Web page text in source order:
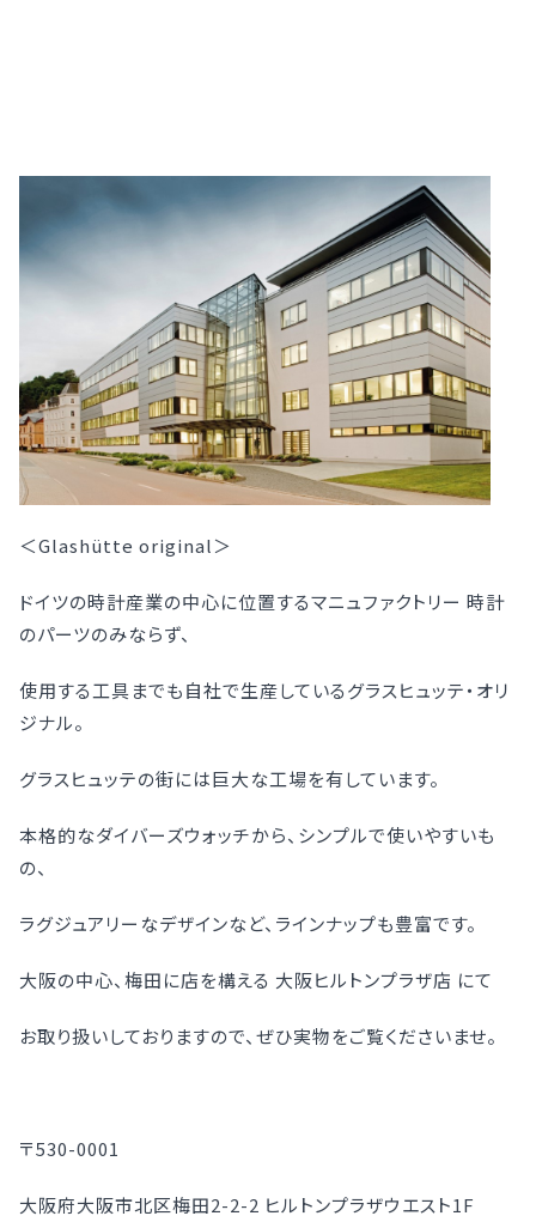
＜Glashütte original＞
ドイツの時計産業の中心に位置するマニュファクトリー 時計
のパーツのみならず、
使用する工具までも自社で生産しているグラスヒュッテ・オリ
ジナル。
グラスヒュッテの街には巨大な工場を有しています。
本格的なダイバーズウォッチから、シンプルで使いやすいも
の、
ラグジュアリーなデザインなど、ラインナップも豊富です。
大阪の中心、梅田に店を構える 大阪ヒルトンプラザ店 にて
お取り扱いしておりますので、ぜひ実物をご覧くださいませ。
〒530-0001
大阪府大阪市北区梅田2-2-2 ヒルトンプラザウエスト1F